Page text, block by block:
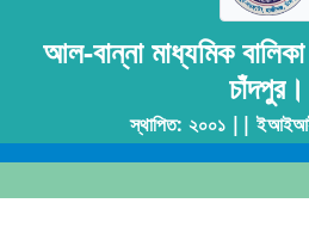
আল-বান্না মাধ্যমিক
চাঁদপুর।
স্থাপিত: ২০০১ ||